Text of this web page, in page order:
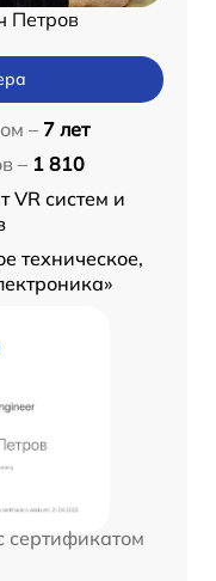
Петров
– 7 лет
– 1 810
VR систем и
техническое,
сертификатом